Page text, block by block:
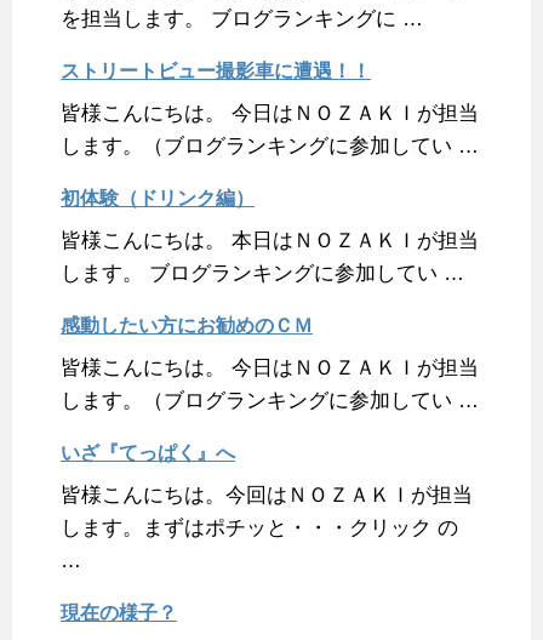
を担当します。 ブログランキングに …
ストリートビュー撮影車に遭遇！！
皆様こんにちは。 今日はＮＯＺＡＫＩが担当
します。（ブログランキングに参加してい …
初体験（ドリンク編）
皆様こんにちは。 本日はＮＯＺＡＫＩが担当
します。 ブログランキングに参加してい …
感動したい方にお勧めのＣＭ
皆様こんにちは。 今日はＮＯＺＡＫＩが担当
します。（ブログランキングに参加してい …
いざ『てっぱく』へ
皆様こんにちは。今回はＮＯＺＡＫＩが担当
します。まずはポチッと・・・クリック の
…
現在の様子？